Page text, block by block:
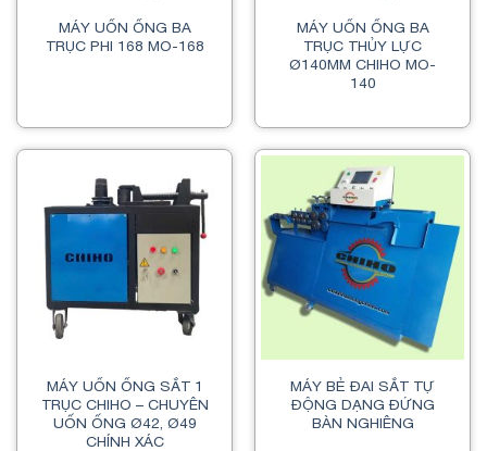
MÁY UỐN ỐNG BA
TRỤC PHI 168 MO-168
MÁY UỐN ỐNG BA
TRỤC THỦY LỰC
Ø140MM CHIHO MO-
140
MÁY UỐN ỐNG SẮT 1
TRỤC CHIHO – CHUYÊN
UỐN ỐNG Ø42, Ø49
CHÍNH XÁC
MÁY BẺ ĐAI SẮT TỰ
ĐỘNG DẠNG ĐỨNG
BÀN NGHIÊNG